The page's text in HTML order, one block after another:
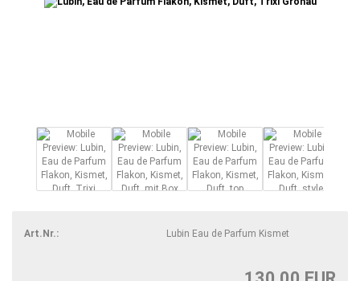
Art.Nr.: Lubin Eau de Parfum Kismet